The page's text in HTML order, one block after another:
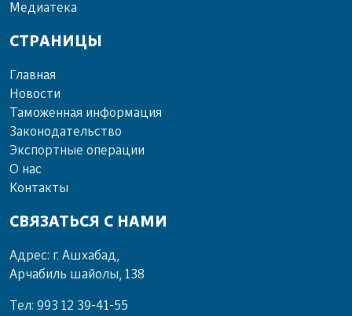
Ме­диа­те­ка
СТРАНИЦЫ
Главная
Новости
Таможенная информация
Законодательство
Экспортные операции
О нас
Контакты
СВЯЗАТЬСЯ С НАМИ
Адрес: г. Ашхабад,
Арчабиль шайолы, 138
Тел: 993 12 39-41-55